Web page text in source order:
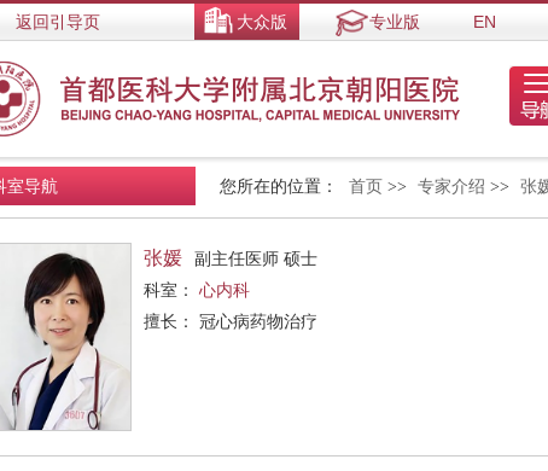
返回引导页 大众版 专业版 EN
您所在的位置： 首页 >> 专家介绍 >> 张
室导航
张媛
副主任医师 硕士
科室： 心内科
擅长： 冠心病药物治疗